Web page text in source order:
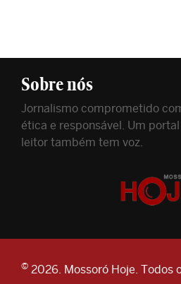
Sobre nós
Jornalismo comprometido
ética e responsável. Um
leitor também tem voz.
© 2026. Mossoró Hoje. Todos